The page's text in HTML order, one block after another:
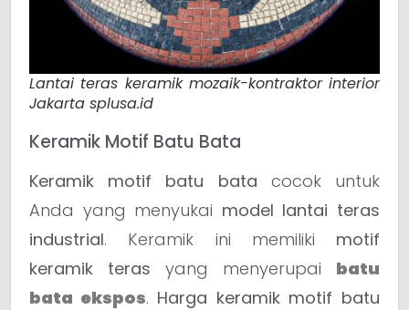
Lantai teras keramik mozaik-kontraktor interior
Jakarta splusa.id
Keramik Motif Batu Bata
Keramik motif batu bata cocok untuk
Anda yang menyukai model lantai teras
industrial. Keramik ini memiliki motif
keramik teras yang menyerupai batu
bata ekspos. Harga keramik motif batu